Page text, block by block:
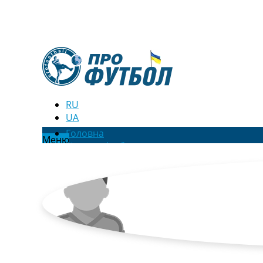
RU
UA
МенюГоловна
Новини футболу
Футбольні трансфери
Останні коментарі
Конкурс прогнозів
Логін
Рейтінги